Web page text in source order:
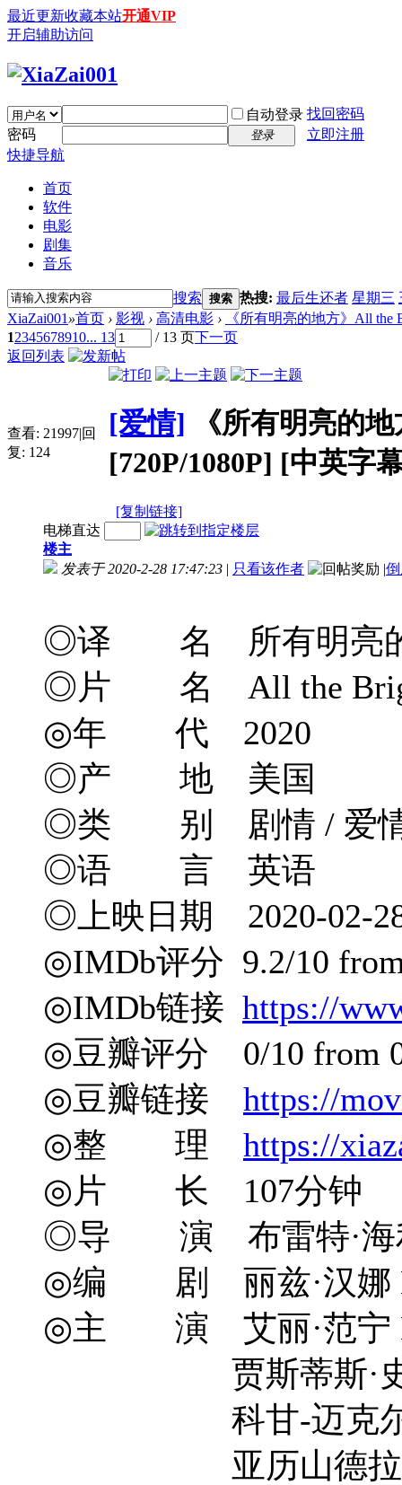
最近更新收藏本站开通VIP
开启辅助访问
自动登录 找回密码
密码
登录
立即注册
快捷导航
首页
软件
电影
剧集
音乐
搜索 搜索 热搜: 最后生还者 星期三
XiaZai001 »首页 › 影视 › 高清电影 ›
《所有明亮的地方》All the
12345678910... 13 / 13 页下一页
返回列表
查看: 21997|回
复: 124
[爱情]
《所有明亮的
[720P/1080P] [中英字
[复制链接]
电梯直达
楼主
发表于 2020-2-28 17:47:23 | 只看该作者 |
◎译 名 所有明亮的
◎片 名 All the
◎年 代 2020
◎产 地 美国
◎类 别 剧情 / 爱
◎语 言 英语
◎上映日期 2020-02-
◎IMDb评分 9.2/10 from
◎IMDb链接 https://
◎豆瓣评分 0/10 from 0
◎豆瓣链接 https://
◎整 理 https://
◎片 长 107分钟
◎导 演 布雷特·海
◎编 剧 丽兹·汉娜 Liz
◎主 演 艾丽·范宁
贾斯蒂斯·史密
科甘-迈克尔·凯
亚历山德拉·希